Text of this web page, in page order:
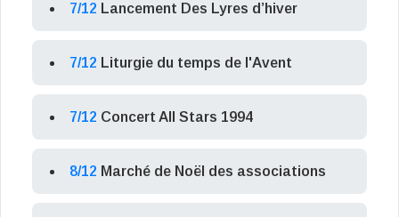
7/12 Lancement Des Lyres d’hiver
7/12 Liturgie du temps de l'Avent
7/12 Concert All Stars 1994
8/12 Marché de Noël des associations